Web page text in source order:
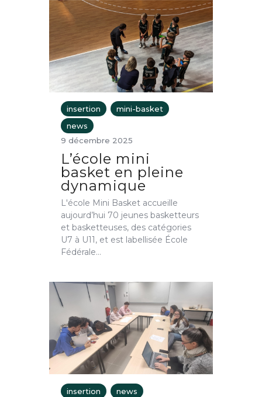
insertion
mini-basket
news
9 décembre 2025
L’école mini
basket en pleine
dynamique
L'école Mini Basket accueille
aujourd’hui 70 jeunes basketteurs
et basketteuses, des catégories
U7 à U11, et est labellisée École
Fédérale…
insertion
news